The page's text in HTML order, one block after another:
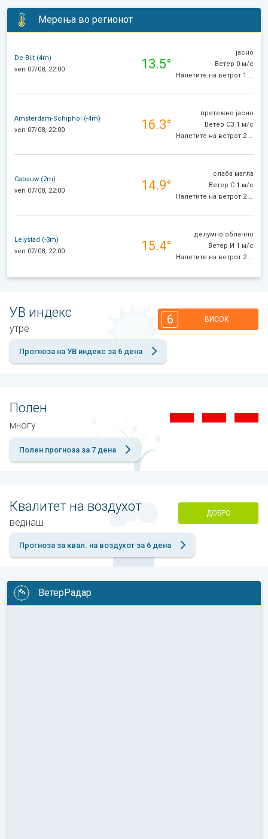
Мерења во регионот
De Bilt (4m)
ven 07/08, 22:00
13.5°
јасно
Ветер 0 м/с
Amsterdam-Schiphol (-4m)
ven 07/08, 22:00
16.3°
претежно јасно
Ветер СЗ 1 м/с
Cabauw (2m)
ven 07/08, 22:00
14.9°
слаба магла
Ветер С 1 м/с
Lelystad (-3m)
ven 07/08, 22:00
15.4°
делумно облачно
Ветер И 1 м/с
УВ индекс
утре
6 ВИСОК
Прогноза на УВ индекс за 6 дена
Полен
многу
Полен прогноза за 7 дена
Квалитет на воздухот
веднаш
ДОБРО
Прогноза за квал. на воздухот за 6 дена
ВетерРадар